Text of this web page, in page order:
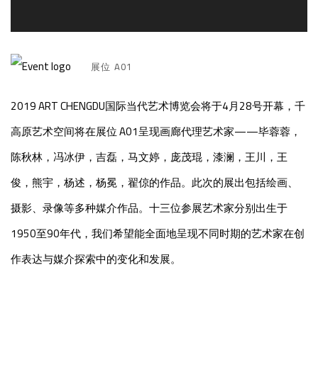
展位 A01
2019 ART CHENGDU国际当代艺术博览会将于4月28号开幕，千
高原艺术空间将在展位 A01呈现画廊代理艺术家——毕蓉蓉，
陈秋林，冯冰伊，吉磊，马文婷，庞茂琨，漆澜，王川，王
俊，熊宇，杨述，杨冕，翟倞的作品。此次的展出包括绘画、
摄影、录像等多种媒介作品。十三位参展艺术家分别出生于
1950至90年代，我们希望能全面地呈现不同时期的艺术家在创
作表达与媒介探索中的变化和发展。